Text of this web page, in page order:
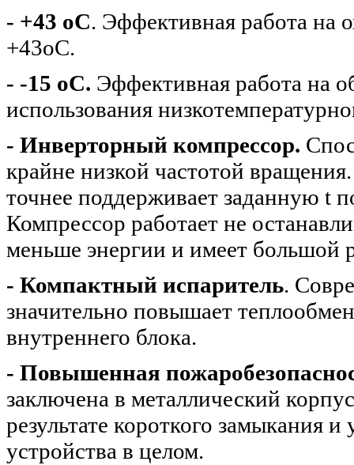
- +43 oC. Эффективная работа на
+43oС.
- -15 oC. Эффективная работа на
использования
- Инверторный компрессор.
крайне низкой частотой
точнее поддерживает заданную t
Компрессор работает не
меньше энергии и имеет большой
- Компактный испаритель.
значительно повышает
внутреннего блока.
- Повышенная
заключена в металлический
результате короткого замыкания
устройства в целом.